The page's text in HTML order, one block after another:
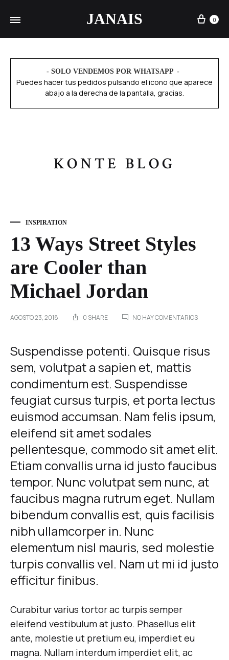
JANAIS 0
- SOLO VENDEMOS POR WHATSAPP
Puedes hacer tus pedidos pulsando el icono que aparece
abajo a la derecha de la pantalla, gracias.
KONTE BLOG
INSPIRATION
13 Ways Street Styles
are Cooler than
Michael Jordan
AGOSTO 23, 2018 0 SHARE NO HAY COMENTARIOSEN
STYLES
JORDAN
13
Ways
Street
Styles
are
Cooler
than
Michael
Jordan
AGOSTO
23,
2018
0
SHARE
HAY
COMENTARIOS
Suspendisse potenti. Quisque risus
sem, volutpat a sapien et, mattis
condimentum est. Suspendisse
feugiat cursus turpis, et porta lectus
euismod accumsan. Nam felis ipsum,
eleifend sit amet sodales
pellentesque, commodo sit amet elit.
Etiam convallis urna id justo faucibus
tempor. Nunc volutpat sem nunc, at
faucibus magna rutrum eget. Nullam
bibendum convallis est, quis facilisis
nibh ullamcorper in. Nunc
elementum nisl mauris, sed molestie
turpis convallis vel. Nam ut mi id justo
efficitur finibus.
Curabitur varius tortor ac turpis semper
eleifend vestibulum at justo. Phasellus elit
ante, molestie ut pretium eu, imperdiet eu
magna. Nullam interdum imperdiet elit, ac